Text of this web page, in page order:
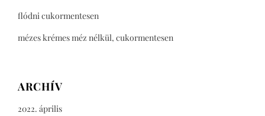
flódni cukormentesen
mézes krémes méz nélkül, cukormentesen
ARCHÍV
2022. április